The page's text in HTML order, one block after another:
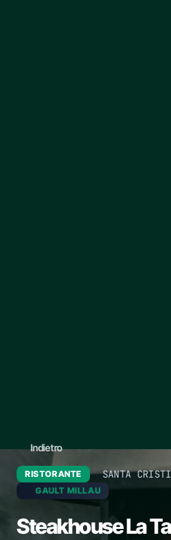
Indietro
RISTORANTE SANTA
GAULT MILLAU
Steakhouse La